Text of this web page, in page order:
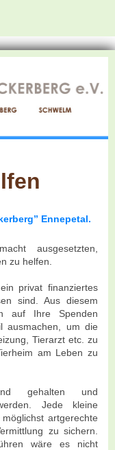
Ennepetal.
ausgesetzten,
zu helfen.
privat finanziertes
sind. Aus diesem
auf Ihre Spenden
ausmachen, um die
Tierarzt etc. zu
am Leben zu
gehalten und
Jede kleine
artgerechte
zu sichern.
wäre es nicht